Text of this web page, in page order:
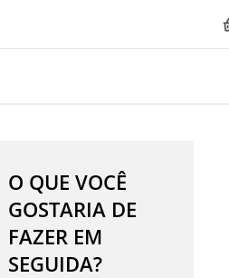
O QUE VOCÊ
GOSTARIA DE
FAZER EM
SEGUIDA?